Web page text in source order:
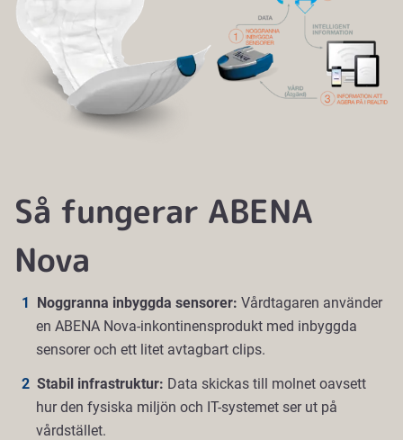
Så fungerar ABENA
Nova
Noggranna inbyggda sensorer: Vårdtagaren använder
en ABENA Nova-inkontinensprodukt med inbyggda
sensorer och ett litet avtagbart clips.
Stabil infrastruktur: Data skickas till molnet oavsett
hur den fysiska miljön och IT-systemet ser ut på
vårdstället.